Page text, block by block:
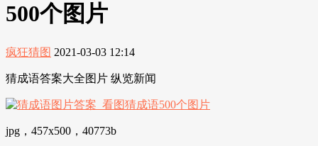
500个图片
疯狂猜图 2021-03-03 12:14
猜成语答案大全图片 纵览新闻
jpg，457x500，40773b